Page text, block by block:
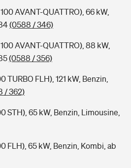
AVANT-QUATTRO), 66 kW,
(0588 / 346)
AVANT-QUATTRO), 88 kW,
(0588 / 356)
TURBO FLH), 121 kW, Benzin,
/ 362)
STH), 65 kW, Benzin, Limousine,
FLH), 65 kW, Benzin, Kombi, ab